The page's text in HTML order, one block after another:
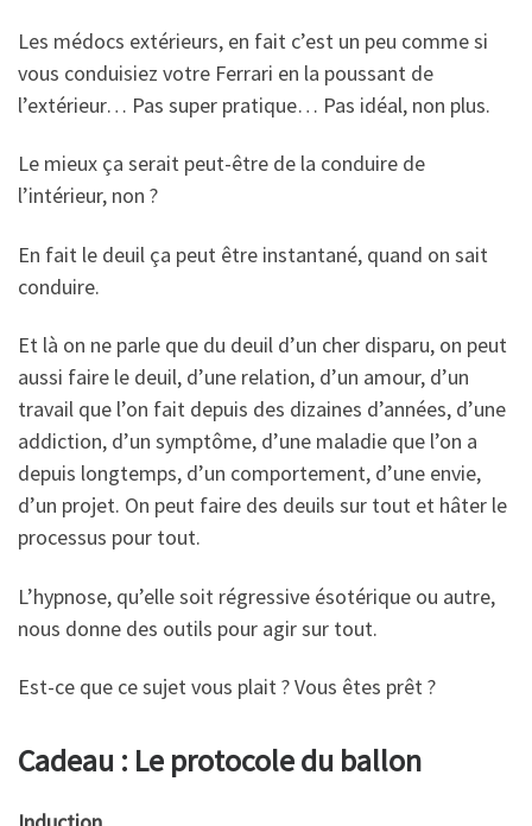
Les médocs extérieurs, en fait c’est un peu comme si
vous conduisiez votre Ferrari en la poussant de
l’extérieur… Pas super pratique… Pas idéal, non plus.
Le mieux ça serait peut-être de la conduire de
l’intérieur, non ?
En fait le deuil ça peut être instantané, quand on sait
conduire.
Et là on ne parle que du deuil d’un cher disparu, on peut
aussi faire le deuil, d’une relation, d’un amour, d’un
travail que l’on fait depuis des dizaines d’années, d’une
addiction, d’un symptôme, d’une maladie que l’on a
depuis longtemps, d’un comportement, d’une envie,
d’un projet. On peut faire des deuils sur tout et hâter le
processus pour tout.
L’hypnose, qu’elle soit régressive ésotérique ou autre,
nous donne des outils pour agir sur tout.
Est-ce que ce sujet vous plait ? Vous êtes prêt ?
Cadeau : Le protocole du ballon